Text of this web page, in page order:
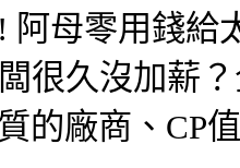
阿母零用錢給
很久沒加薪？
的廠商、CP